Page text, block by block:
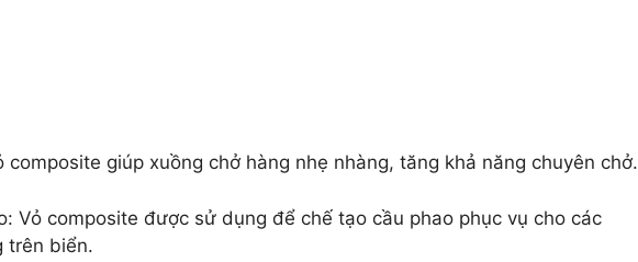
composite giúp xuồng chở hàng nhẹ nhàng, tăng khả năng chuyên chở.
Vỏ composite được sử dụng để chế tạo cầu phao phục vụ cho các
trên biển.